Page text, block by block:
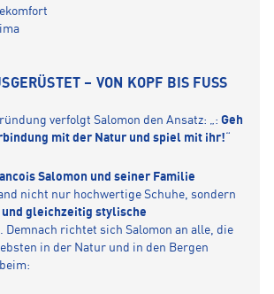
– VON KOPF BIS FUSS
verfolgt Salomon den Ansatz: „: Geh
mit der Natur und spiel mit ihr!“
Salomon und seiner Familie
nicht nur hochwertige Schuhe, sondern
gleichzeitig stylische
. Demnach richtet sich Salomon an alle, die
in der Natur und in den Bergen